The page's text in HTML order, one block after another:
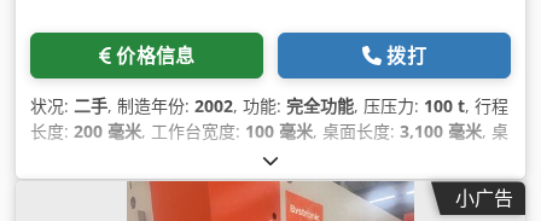
价格信息 拨打
状况: 二手, 制造年份: 2002, 功能: 完全功能, 压压力: 100 t, 行程
长度: 200 毫米, 工作台宽度: 100 毫米, 桌面长度: 3,100 毫米, 桌
, 到冲头的距离表:
间隙:2,650 毫米, 总长度:3,300 毫米, 总宽度:1,850 毫米, 总高
2,550 毫米, 总重量: 7,600 千克, 设备: CE标志, 文档 / 手册小广告